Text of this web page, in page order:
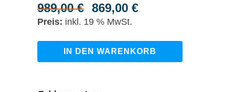
989,00€
Ursprünglicher
Preis
989,00 €
869,00 €Aktueller
869,00 €.
inkl. 19 % MwSt.
kinderwunsch-
quantity
IN DEN WARENKORB